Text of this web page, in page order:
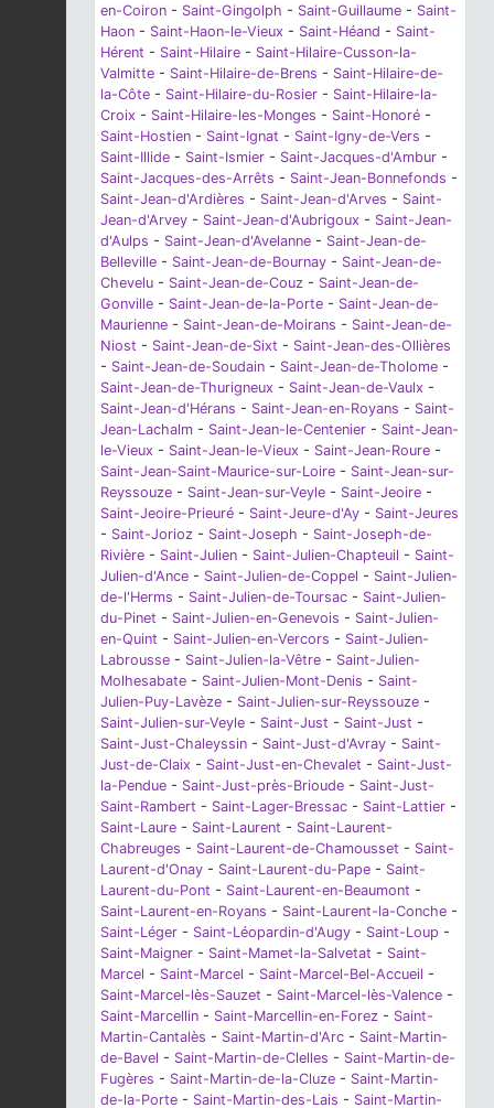
en-Coiron - Saint-Gingolph - Saint-Guillaume - Saint-
Haon - Saint-Haon-le-Vieux - Saint-Héand - Saint-
Hérent - Saint-Hilaire - Saint-Hilaire-Cusson-la-
Valmitte - Saint-Hilaire-de-Brens - Saint-Hilaire-de-
la-Côte - Saint-Hilaire-du-Rosier - Saint-Hilaire-la-
Croix - Saint-Hilaire-les-Monges - Saint-Honoré -
Saint-Hostien - Saint-Ignat - Saint-Igny-de-Vers -
Saint-Illide - Saint-Ismier - Saint-Jacques-d'Ambur -
Saint-Jacques-des-Arrêts - Saint-Jean-Bonnefonds -
Saint-Jean-d'Ardières - Saint-Jean-d'Arves - Saint-
Jean-d'Arvey - Saint-Jean-d'Aubrigoux - Saint-Jean-
d'Aulps - Saint-Jean-d'Avelanne - Saint-Jean-de-
Belleville - Saint-Jean-de-Bournay - Saint-Jean-de-
Chevelu - Saint-Jean-de-Couz - Saint-Jean-de-
Gonville - Saint-Jean-de-la-Porte - Saint-Jean-de-
Maurienne - Saint-Jean-de-Moirans - Saint-Jean-de-
Niost - Saint-Jean-de-Sixt - Saint-Jean-des-Ollières
- Saint-Jean-de-Soudain - Saint-Jean-de-Tholome -
Saint-Jean-de-Thurigneux - Saint-Jean-de-Vaulx -
Saint-Jean-d'Hérans - Saint-Jean-en-Royans - Saint-
Jean-Lachalm - Saint-Jean-le-Centenier - Saint-Jean-
le-Vieux - Saint-Jean-le-Vieux - Saint-Jean-Roure -
Saint-Jean-Saint-Maurice-sur-Loire - Saint-Jean-sur-
Reyssouze - Saint-Jean-sur-Veyle - Saint-Jeoire -
Saint-Jeoire-Prieuré - Saint-Jeure-d'Ay - Saint-Jeures
- Saint-Jorioz - Saint-Joseph - Saint-Joseph-de-
Rivière - Saint-Julien - Saint-Julien-Chapteuil - Saint-
Julien-d'Ance - Saint-Julien-de-Coppel - Saint-Julien-
de-l'Herms - Saint-Julien-de-Toursac - Saint-Julien-
du-Pinet - Saint-Julien-en-Genevois - Saint-Julien-
en-Quint - Saint-Julien-en-Vercors - Saint-Julien-
Labrousse - Saint-Julien-la-Vêtre - Saint-Julien-
Molhesabate - Saint-Julien-Mont-Denis - Saint-
Julien-Puy-Lavèze - Saint-Julien-sur-Reyssouze -
Saint-Julien-sur-Veyle - Saint-Just - Saint-Just -
Saint-Just-Chaleyssin - Saint-Just-d'Avray - Saint-
Just-de-Claix - Saint-Just-en-Chevalet - Saint-Just-
la-Pendue - Saint-Just-près-Brioude - Saint-Just-
Saint-Rambert - Saint-Lager-Bressac - Saint-Lattier -
Saint-Laure - Saint-Laurent - Saint-Laurent-
Chabreuges - Saint-Laurent-de-Chamousset - Saint-
Laurent-d'Onay - Saint-Laurent-du-Pape - Saint-
Laurent-du-Pont - Saint-Laurent-en-Beaumont -
Saint-Laurent-en-Royans - Saint-Laurent-la-Conche -
Saint-Léger - Saint-Léopardin-d'Augy - Saint-Loup -
Saint-Maigner - Saint-Mamet-la-Salvetat - Saint-
Marcel - Saint-Marcel - Saint-Marcel-Bel-Accueil -
Saint-Marcel-lès-Sauzet - Saint-Marcel-lès-Valence -
Saint-Marcellin - Saint-Marcellin-en-Forez - Saint-
Martin-Cantalès - Saint-Martin-d'Arc - Saint-Martin-
de-Bavel - Saint-Martin-de-Clelles - Saint-Martin-de-
Fugères - Saint-Martin-de-la-Cluze - Saint-Martin-
de-la-Porte - Saint-Martin-des-Lais - Saint-Martin-